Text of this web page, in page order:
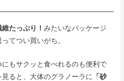
たっぷり！みたいなパッケージ
てつい買いがち。
もサクッと食べれるのも便利で
ると、大体のグラノーラに
「砂